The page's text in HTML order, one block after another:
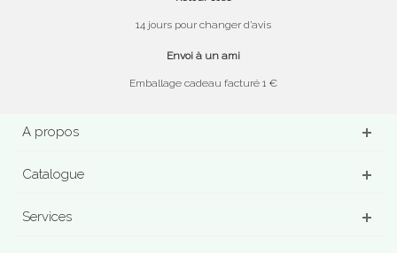
14 jours pour changer d’avis
Envoi à un ami
Emballage cadeau facturé 1 €
A propos
Catalogue
Services